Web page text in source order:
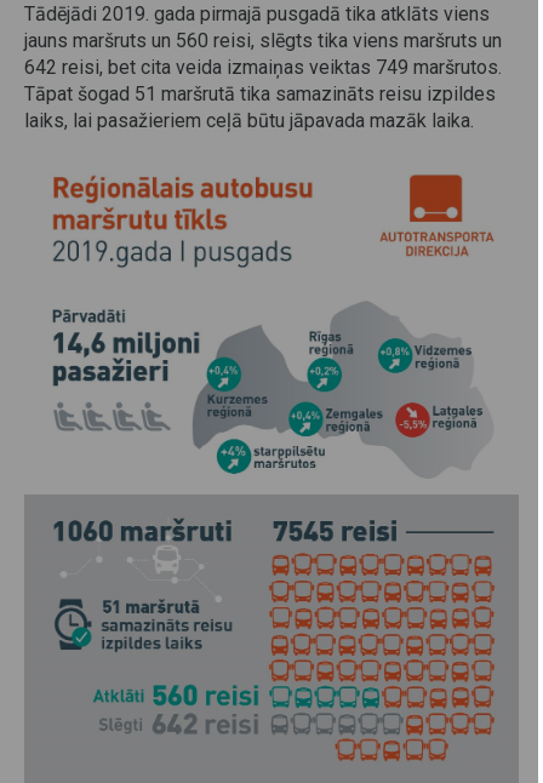
Tādējādi 2019. gada pirmajā pusgadā tika atklāts viens
jauns maršruts un 560 reisi, slēgts tika viens maršruts un
642 reisi, bet cita veida izmaiņas veiktas 749 maršrutos.
Tāpat šogad 51 maršrutā tika samazināts reisu izpildes
laiks, lai pasažieriem ceļā būtu jāpavada mazāk laika.